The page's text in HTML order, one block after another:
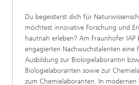
Du begeisterst dich für
möchtest innovative Forschung und
hautnah erleben? Am Fraunhofer IAP
engagierten Nachwuchstalenten eine
Ausbildung zur Biologielaborantin
Biologielaboranten sowie zur
zum Chemielaboranten. In modernen